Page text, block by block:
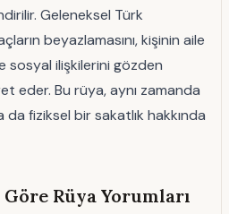
Geleneksel Türk
beyazlamasını, kişinin aile
sosyal ilişkilerini gözden
eder. Bu rüya, aynı zamanda
fiziksel bir sakatlık hakkında
Rüya Yorumları